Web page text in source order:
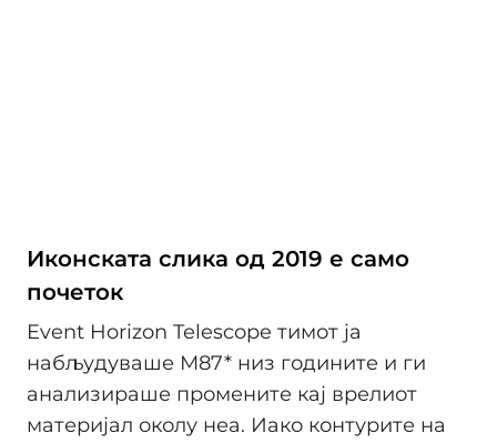
Иконската слика од 2019 е само
почеток
Event Horizon Telescope тимот ја
набљудуваше М87* низ годините и ги
анализираше промените кај врелиот
материјал околу неа. Иако контурите на